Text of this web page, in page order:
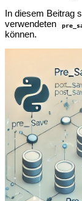
In diesem Beitrag
verwendeten
können.